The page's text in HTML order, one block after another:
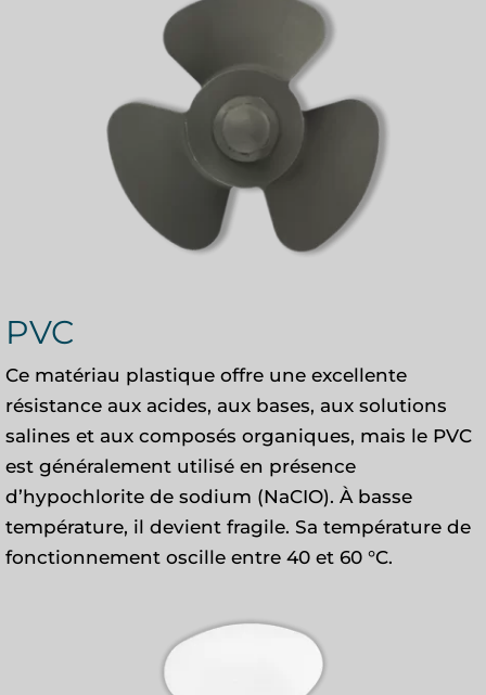
PVC
Ce matériau plastique offre une excellente
résistance aux acides, aux bases, aux solutions
salines et aux composés organiques, mais le PVC
est généralement utilisé en présence
d’hypochlorite de sodium (NaCIO). À basse
température, il devient fragile. Sa température de
fonctionnement oscille entre 40 et 60 °C.